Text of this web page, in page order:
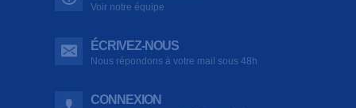
Voir notre équipe
ÉCRIVEZ-NOUS
Nous répondons à votre mail sous 48h
CONNEXION